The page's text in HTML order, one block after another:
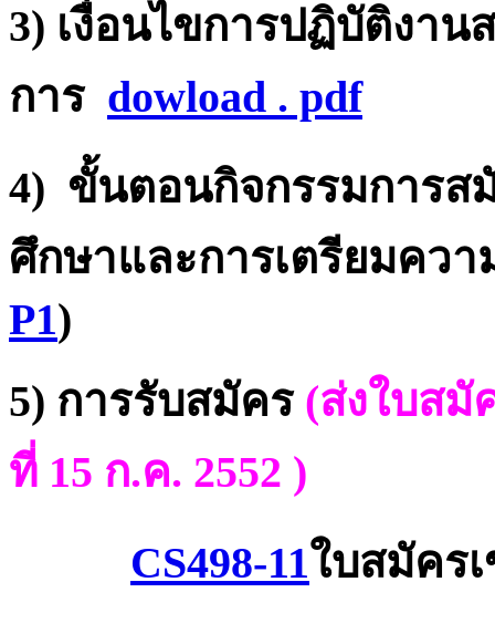
3) เงื่อนไขการปฏิบัติงา
การ dowload . pdf
4) ขั้นตอนกิจกรรมการส
ศึกษาและการเตรียมคว
P1)
5) การรับสมัคร (ส่งใบส
ที่ 15 ก.ค. 2552 )
CS498-11ใบสมัคร